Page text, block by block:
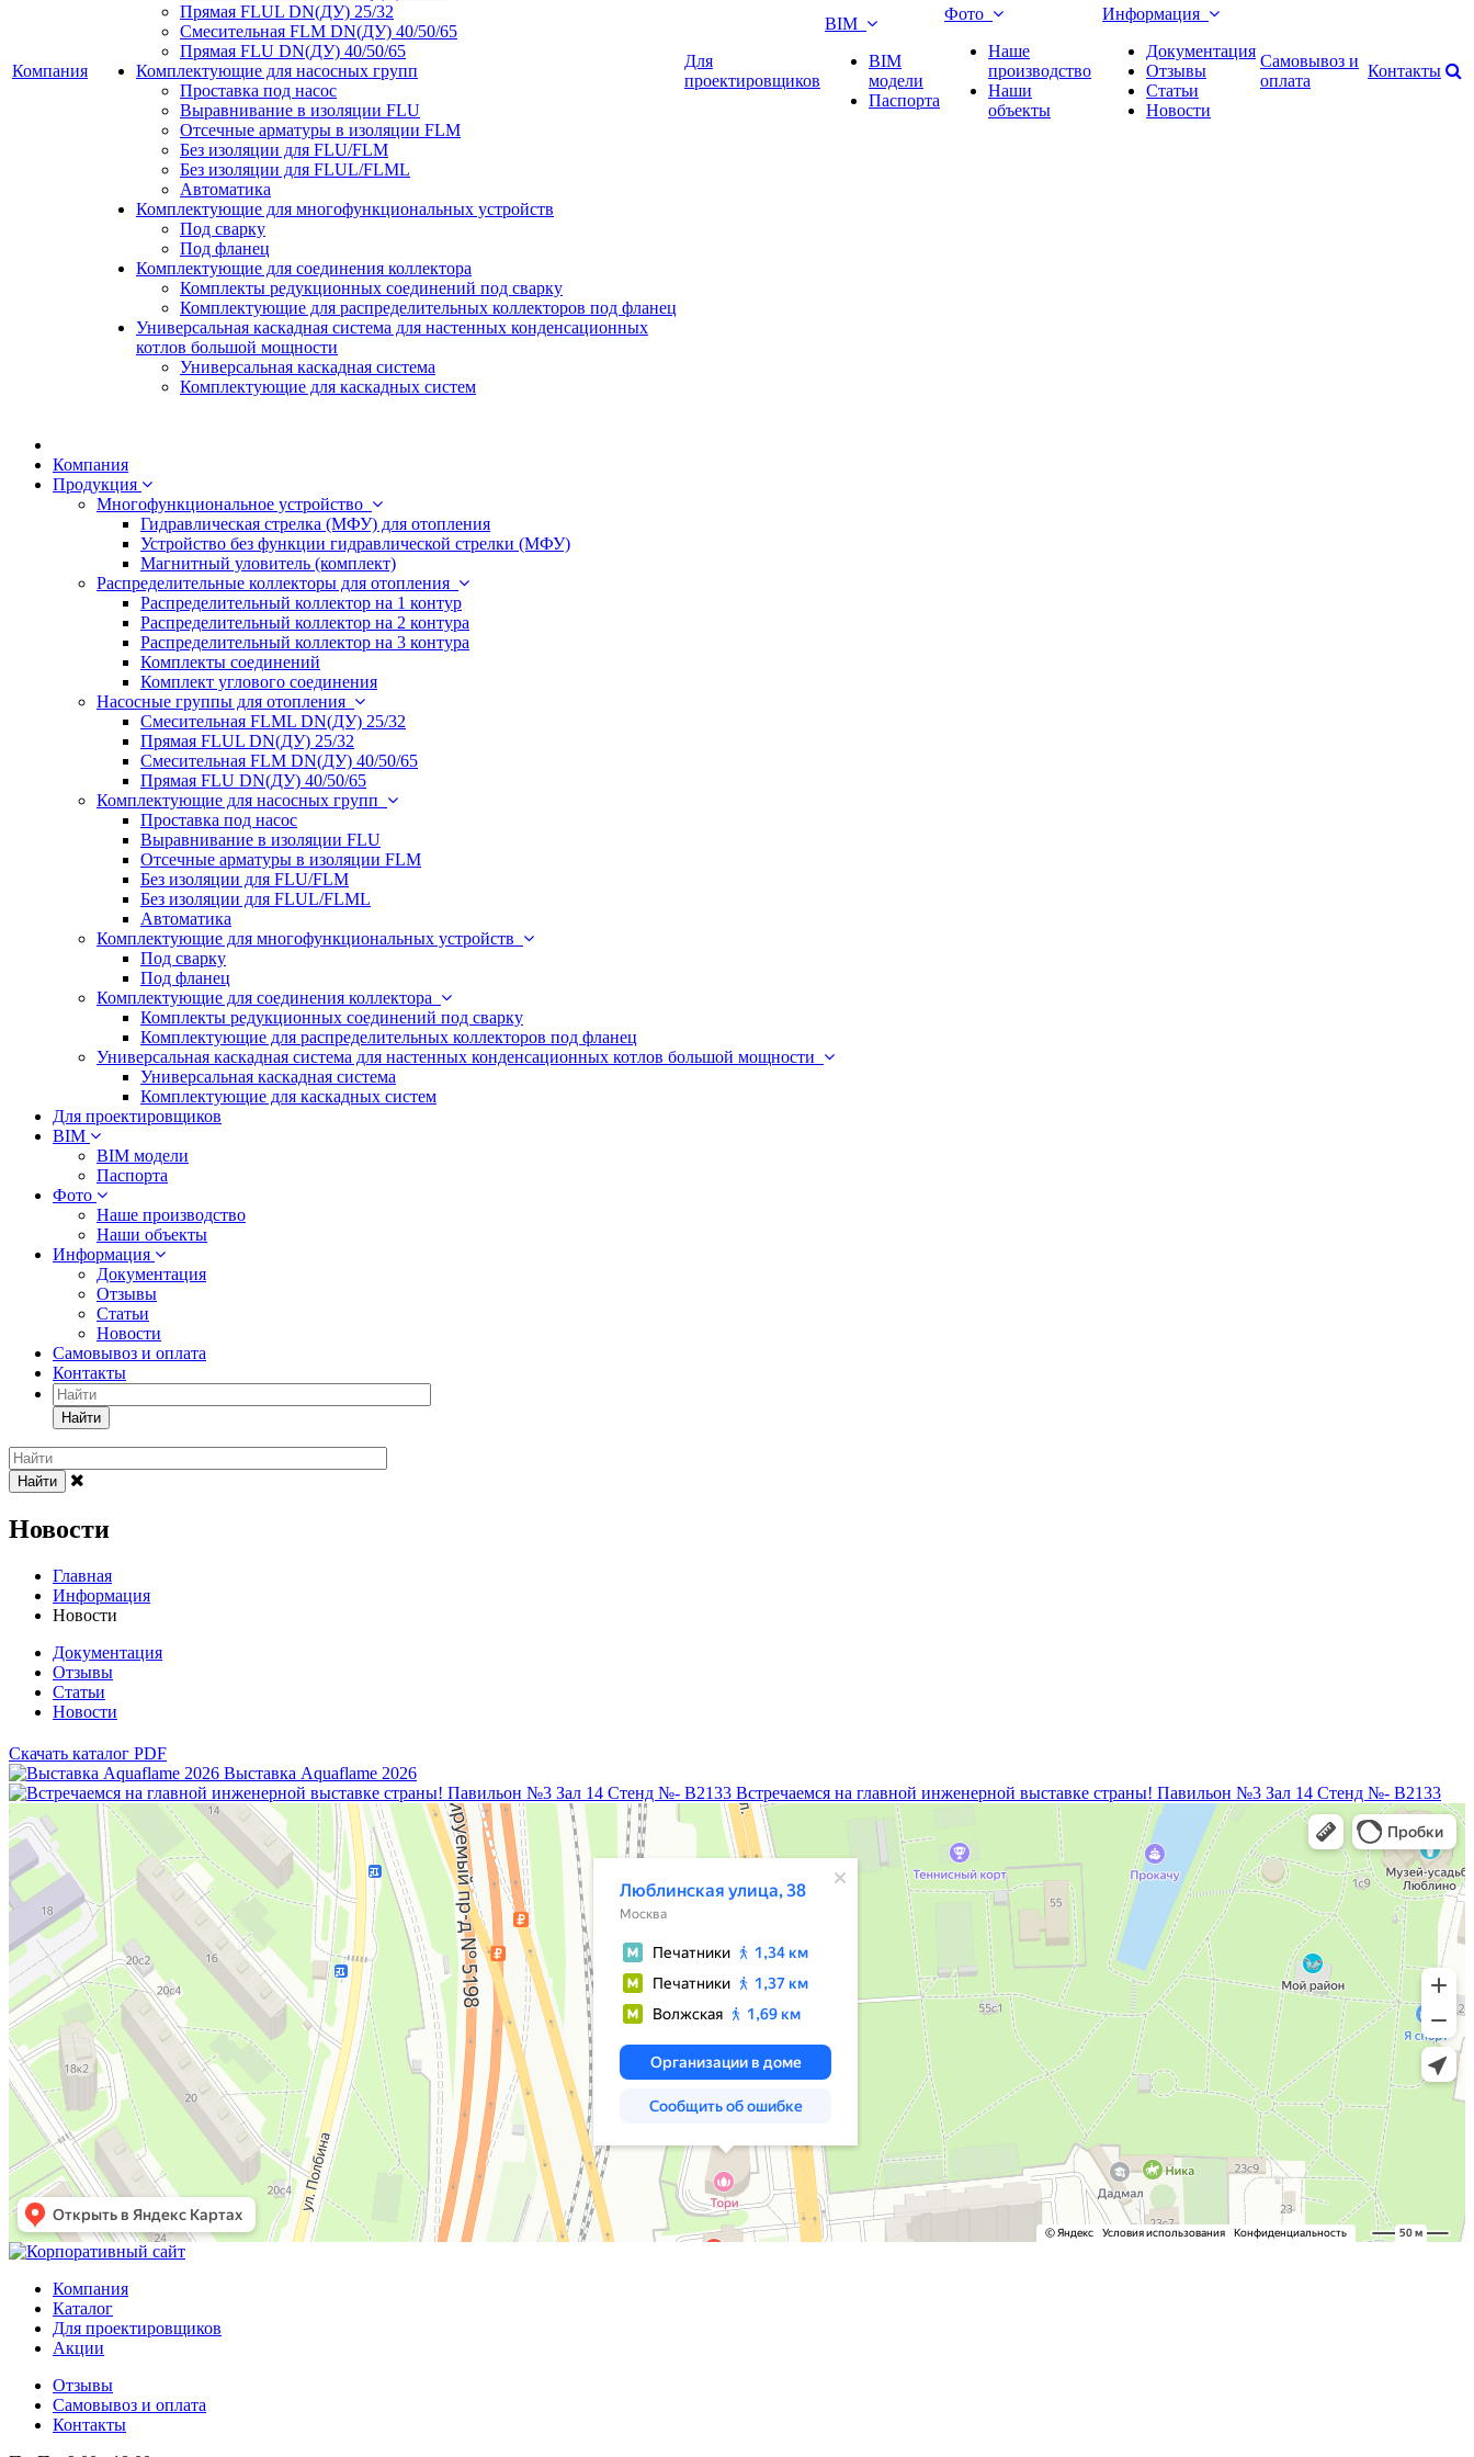
Компания
Прямая FLUL DN(ДУ) 25/32
Смесительная FLM DN(ДУ) 40/50/65
Прямая FLU DN(ДУ) 40/50/65
Комплектующие для насосных групп
Проставка под насос
Выравнивание в изоляции FLU
Отсечные арматуры в изоляции FLM
Без изоляции для FLU/FLM
Без изоляции для FLUL/FLML
Автоматика
Комплектующие для многофункциональных устройств
Под сварку
Под фланец
Комплектующие для соединения коллектора
Комплекты редукционных соединений под сварку
Комплектующие для распределительных коллекторов под фланец
Универсальная каскадная система для настенных конденсационных
котлов большой мощности
Универсальная каскадная система
Комплектующие для каскадных систем
Для
проектировщиков
BIM
BIM
модели
Паспорта
Фото
Наше
производство
Наши
объекты
Информация
Документация
Отзывы
Статьи
Новости
Самовывоз и
оплата
Контакты
Компания
Продукция
Многофункциональное устройство
Гидравлическая стрелка (МФУ) для отопления
Устройство без функции гидравлической стрелки (МФУ)
Магнитный уловитель (комплект)
Распределительные коллекторы для отопления
Распределительный коллектор на 1 контур
Распределительный коллектор на 2 контура
Распределительный коллектор на 3 контура
Комплекты соединений
Комплект углового соединения
Насосные группы для отопления
Смесительная FLML DN(ДУ) 25/32
Прямая FLUL DN(ДУ) 25/32
Смесительная FLM DN(ДУ) 40/50/65
Прямая FLU DN(ДУ) 40/50/65
Комплектующие для насосных групп
Проставка под насос
Выравнивание в изоляции FLU
Отсечные арматуры в изоляции FLM
Без изоляции для FLU/FLM
Без изоляции для FLUL/FLML
Автоматика
Комплектующие для многофункциональных устройств
Под сварку
Под фланец
Комплектующие для соединения коллектора
Комплекты редукционных соединений под сварку
Комплектующие для распределительных коллекторов под фланец
Универсальная каскадная система для настенных конденсационных котлов большой мощности
Универсальная каскадная система
Комплектующие для каскадных систем
Для проектировщиков
BIM
BIM модели
Паспорта
Фото
Наше производство
Наши объекты
Информация
Документация
Отзывы
Статьи
Новости
Самовывоз и оплата
Контакты
Найти
Найти
Новости
Главная
Информация
Новости
Документация
Отзывы
Статьи
Новости
Скачать каталог PDF
Выставка Aquaflame 2026
Встречаемся на главной инженерной выставке страны! Павильон №3 Зал 14 Стенд №- B2133
Люблинская улица, 38 — Яндекс Карты
Компания
Каталог
Для проектировщиков
Акции
Отзывы
Самовывоз и оплата
Контакты